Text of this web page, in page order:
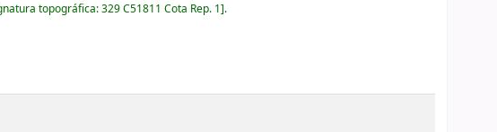
topográfica:329 C51811 Cota Rep. 1 .